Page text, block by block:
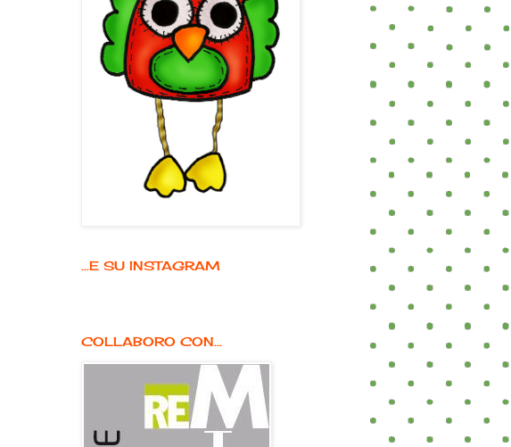
...E SU INSTAGRAM
COLLABORO CON...